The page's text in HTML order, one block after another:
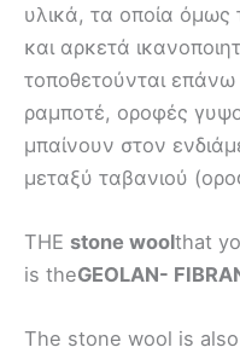
υλικά, τα οποία
και αρκετά
τοποθετούνται
ραμποτέ, οροφές
μπαίνουν στον
μεταξύ ταβανιού
THE stone woolthat
is theGEOLAN-
The stone wool is